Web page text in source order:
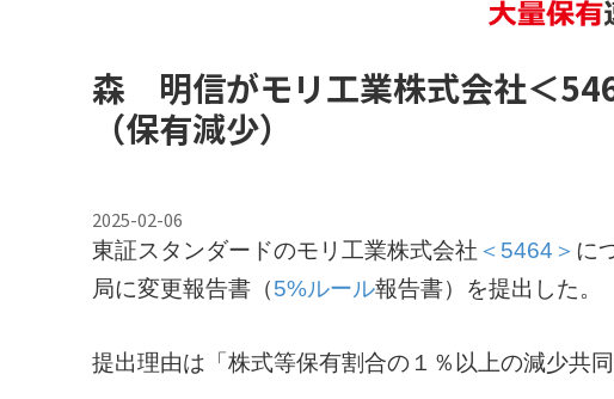
森 明信がモリ工業株式会社＜
（保有減少）
2025-02-06
東証スタンダードのモリ工業株式会社 ＜5464＞ に
局に変更報告書（5%ルール報告書）を提出した。
提出理由は「株式等保有割合の１％以上の減少共